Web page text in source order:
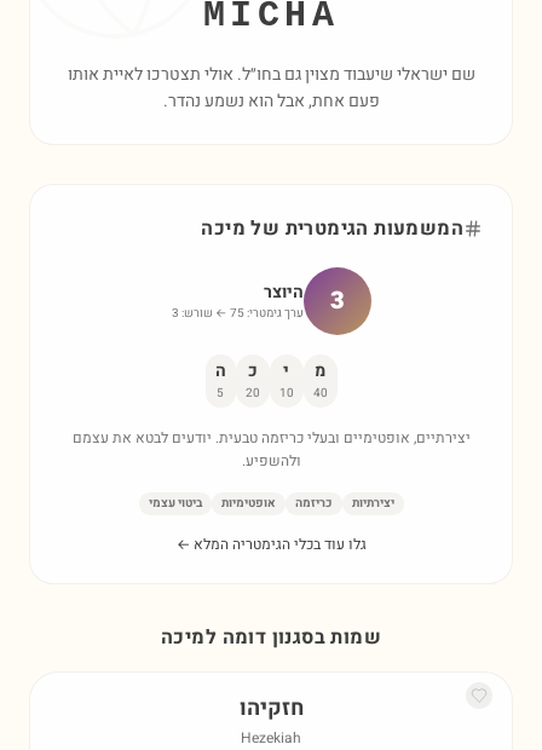
MICHA
שם ישראלי שיעבוד מצוין גם בחו״ל. אולי תצטרכו לאיית אותו
פעם אחת, אבל הוא נשמע נהדר.
המשמעות הגימטרית של מיכה
3 היוצר
ערך גימטרי: 75 ← שורש: 3
מ
40
י
10
כ
20
ה
5
יצירתיים, אופטימיים ובעלי כריזמה טבעית. יודעים לבטא את עצמם
ולהשפיע.
יצירתיות כריזמה אופטימיות ביטוי עצמי
גלו עוד בכלי הגימטריה המלא ←
שמות בסגנון דומה למיכה
חזקיהו
Hezekiah